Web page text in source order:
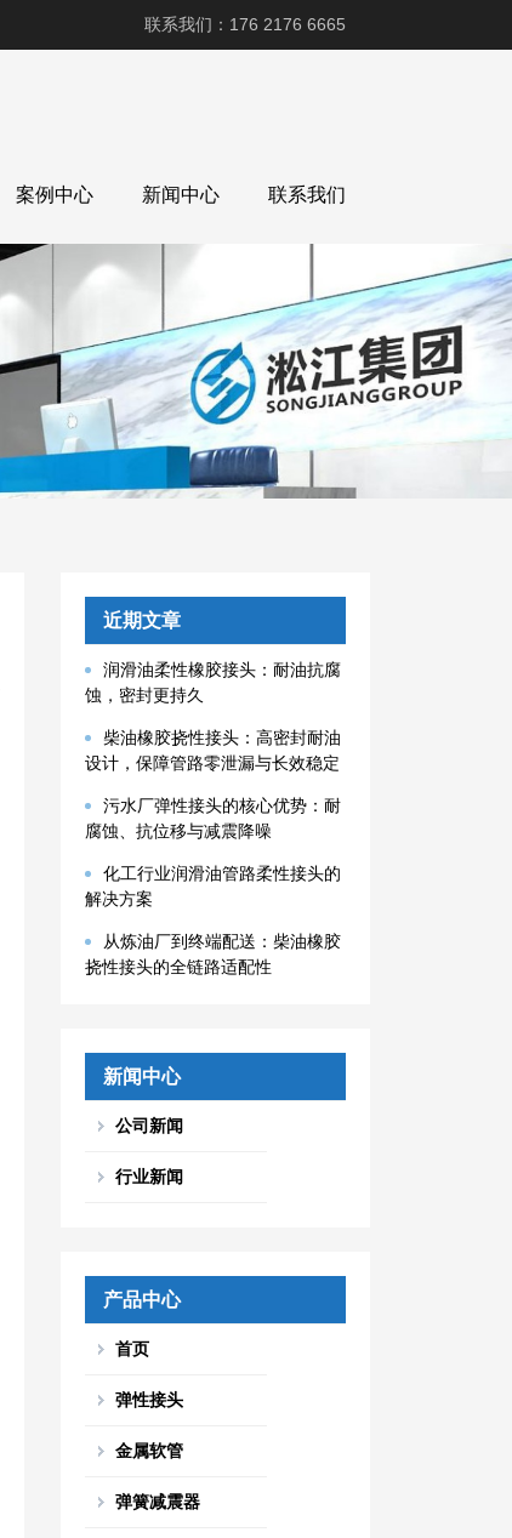
联系我们：176 2176 6665
案例中心 新闻中心 联系我们
近期文章
润滑油柔性橡胶接头：耐油抗腐
蚀，密封更持久
柴油橡胶挠性接头：高密封耐油
设计，保障管路零泄漏与长效稳定
污水厂弹性接头的核心优势：耐
腐蚀、抗位移与减震降噪
化工行业润滑油管路柔性接头的
解决方案
从炼油厂到终端配送：柴油橡胶
挠性接头的全链路适配性
新闻中心
公司新闻
行业新闻
产品中心
首页
弹性接头
金属软管
弹簧减震器